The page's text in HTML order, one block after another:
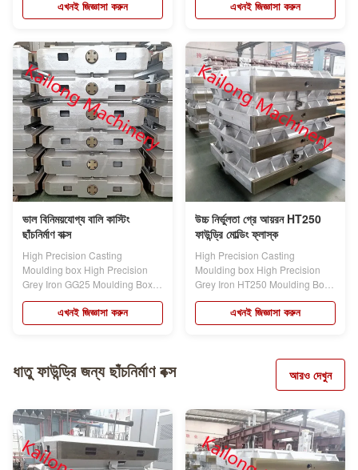
এখনই জিজ্ঞাসা করুন এখনই জিজ্ঞাসা করুন
ভাল বিনিময়যোগ্য বালি কাস্টিং
ছাঁচনির্মাণ বাক্স
High Precision Casting
Moulding box High Precision
Grey Iron GG25 Moulding Box
Good...
এখনই জিজ্ঞাসা করুন
উচ্চ নির্ভুলতা গ্রে আয়রন HT250
ফাউন্ড্রি মোল্ডিং ফ্লাস্ক
High Precision Casting
Moulding box High Precision
Grey Iron HT250 Moulding Box
For Automatic...
এখনই জিজ্ঞাসা করুন
ধাতু ফাউন্ড্রি জন্য ছাঁচনির্মাণ বক্স আরও দেখুন